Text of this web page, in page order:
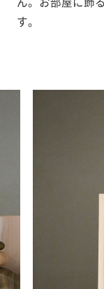
す。